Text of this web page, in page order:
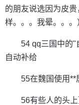
的朋友说选因为皮
样。。。我晕。。。
54 qq三国中的"
自动补给
55在魏国使用**
56有些人的头